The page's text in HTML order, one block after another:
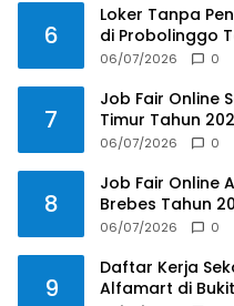
6
Loker Tanpa
di Probolinggo
06/07/2026 0
7
Job Fair Online
Timur Tahun
06/07/2026 0
8
Job Fair Online
Brebes Tahun
06/07/2026 0
9
Daftar Kerja
Alfamart di